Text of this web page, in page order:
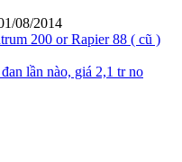
08/2014
200 or Rapier 88 ( cũ )
lần nào, giá 2,1 tr no